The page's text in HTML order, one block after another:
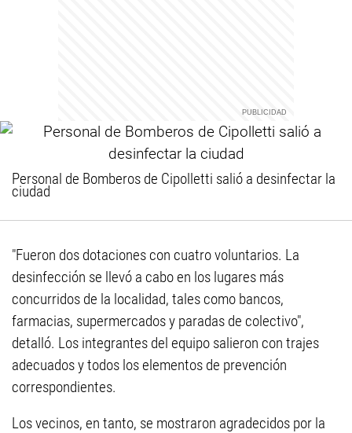
Personal de Bomberos de Cipolletti salió a desinfectar la
ciudad
"Fueron dos dotaciones con cuatro voluntarios. La
desinfección se llevó a cabo en los lugares más
concurridos de la localidad, tales como bancos,
farmacias, supermercados y paradas de colectivo",
detalló. Los integrantes del equipo salieron con trajes
adecuados y todos los elementos de prevención
correspondientes.
Los vecinos, en tanto, se mostraron agradecidos por la